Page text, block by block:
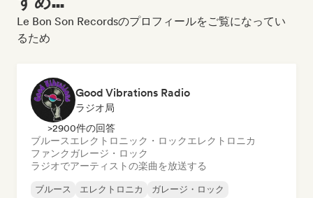
Le Bon Son Recordsのプロフィールをご覧になってい
るため
Good Vibrations Radio
ラジオ局
>2900件の回答
ブルースエレクトロニック・ロックエレクトロニカ
ファンクガレージ・ロック
ラジオでアーティストの楽曲を放送する
ブルース エレクトロニカ
ガレージ・ロック